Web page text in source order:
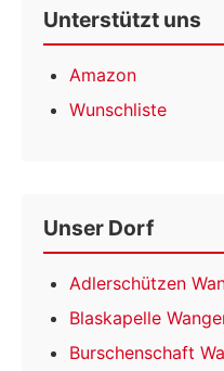
Unterstützt uns
Amazon
Wunschliste
Unser Dorf
Adlerschützen
Blaskapelle
Burschenschaft